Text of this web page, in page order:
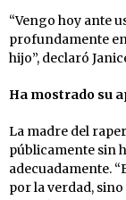
“Vengo hoy ante
profundamente
hijo”, declaró
Ha mostrado su
La madre del
públicamente sin
adecuadamente.
por la verdad,